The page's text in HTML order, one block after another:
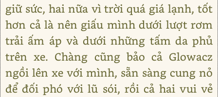
giữ sức, hai nữa vì trời quá giá lạnh, tốt
hơn cả là nên giấu mình dưới lượt rơm
trải ấm áp và dưới những tấm da phủ
trên xe. Chàng cũng bảo cả Glowacz
ngồi lên xe với mình, sẵn sàng cung nỏ
để đối phó với lũ sói, rồi cả hai vui vẻ